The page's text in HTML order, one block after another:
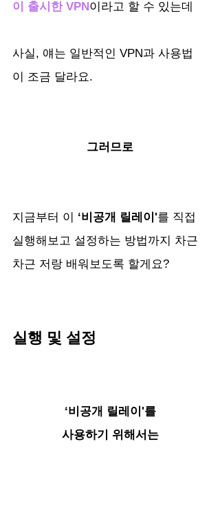
이 출시한 VPN이라고 할 수 있는데
사실, 얘는 일반적인 VPN과 사용법
이 조금 달라요.
그러므로
지금부터 이 ‘비공개 릴레이'를 직접
실행해보고 설정하는 방법까지 차근
차근 저랑 배워보도록 할게요?
실행 및 설정
‘비공개 릴레이'를
사용하기 위해서는